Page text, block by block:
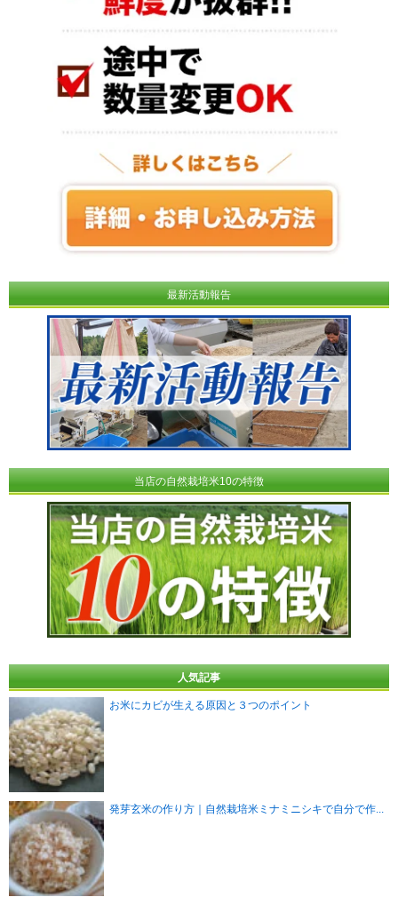
最新活動報告
当店の自然栽培米10の特徴
人気記事
お米にカビが生える原因と３つのポイント
発芽玄米の作り方｜自然栽培米ミナミニシキで自分で作...